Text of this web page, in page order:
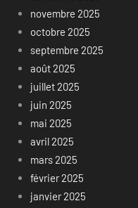
novembre 2025
octobre 2025
septembre 2025
août 2025
juillet 2025
juin 2025
mai 2025
avril 2025
mars 2025
février 2025
janvier 2025